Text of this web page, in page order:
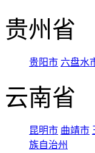
贵州省
贵阳市 六盘水
云南省
昆明市 曲靖市
族自治州